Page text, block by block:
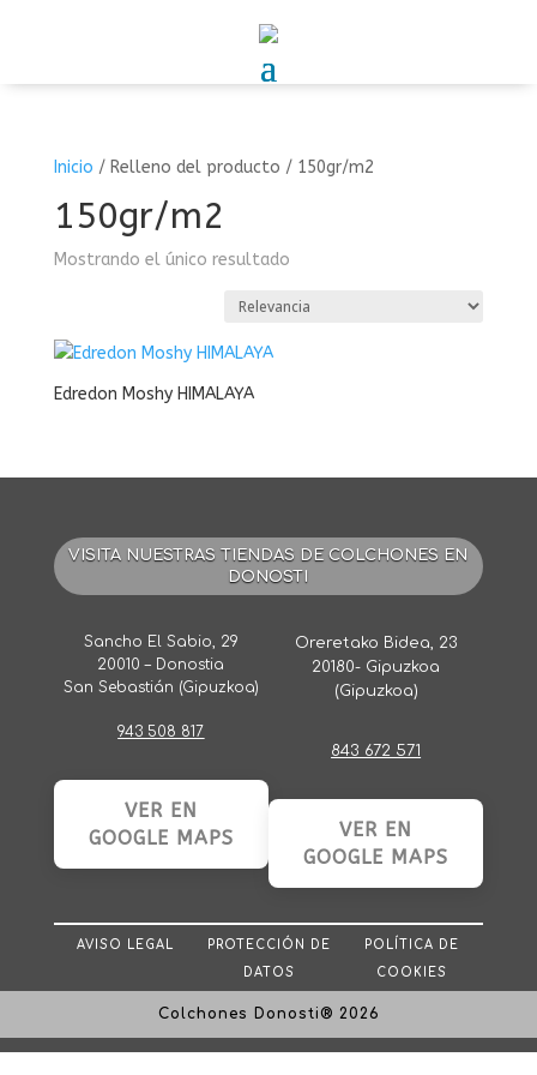
Inicio / Relleno del producto / 150gr/m2
150gr/m2
Mostrando el único resultado
Edredon Moshy HIMALAYA
VISITA NUESTRAS TIENDAS DE COLCHONES EN
DONOSTI
Sancho El Sabio, 29
20010 – Donostia
San Sebastián (Gipuzkoa)
943 508 817
VER EN
GOOGLE MAPS
Oreretako Bidea, 23
20180- Gipuzkoa
(Gipuzkoa)
843 672 571
VER EN
GOOGLE MAPS
AVISO LEGAL PROTECCIÓN DE
DATOS
POLÍTICA DE
COOKIES
Colchones Donosti® 2026